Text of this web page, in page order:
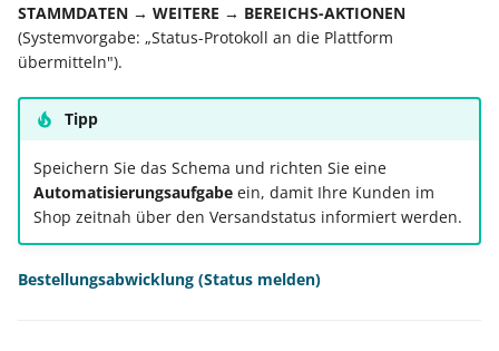
STAMMDATEN → WEITERE → BEREICHS-AKTIONEN
(Systemvorgabe: „Status-Protokoll an die Plattform
übermitteln").
Tipp
Speichern Sie das Schema und richten Sie eine
Automatisierungsaufgabeein, damit Ihre Kunden im
Shop zeitnah über den Versandstatus informiert werden.
Bestellungsabwicklung (Status melden)